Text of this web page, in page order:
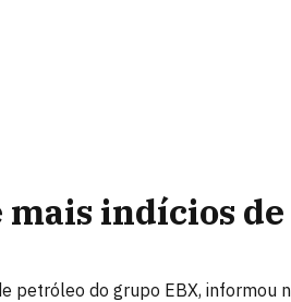
mais indícios
petróleo do grupo EBX, informou